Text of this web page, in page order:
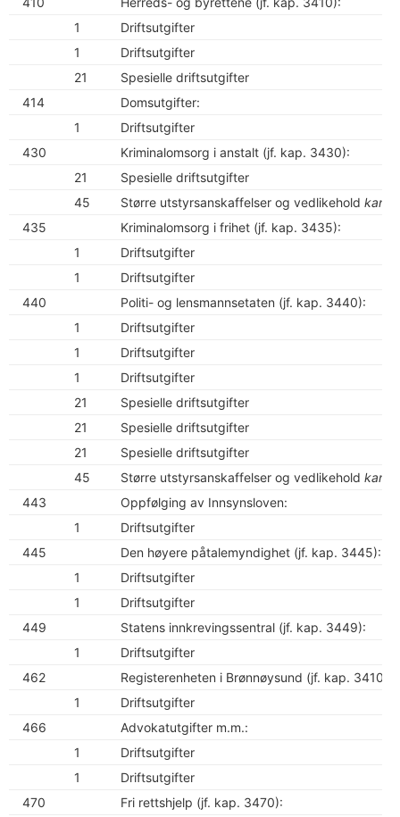
1
Driftsutgifter
1
Driftsutgifter
21
Spesielle driftsutgifter
414
Domsutgifter:
1
Driftsutgifter
430
Kriminalomsorg i anstalt (jf. kap. 3430):
21
Spesielle driftsutgifter
45
Større utstyrsanskaffelser og vedlikehold kan
435
Kriminalomsorg i frihet (jf. kap. 3435):
1
Driftsutgifter
1
Driftsutgifter
440
Politi- og lensmannsetaten (jf. kap. 3440):
1
Driftsutgifter
1
Driftsutgifter
1
Driftsutgifter
21
Spesielle driftsutgifter
21
Spesielle driftsutgifter
21
Spesielle driftsutgifter
45
Større utstyrsanskaffelser og vedlikehold kan
443
Oppfølging av Innsynsloven:
1
Driftsutgifter
445
Den høyere påtalemyndighet (jf. kap. 3445):
1
Driftsutgifter
1
Driftsutgifter
449
Statens innkrevingssentral (jf. kap. 3449):
1
Driftsutgifter
462
Registerenheten i Brønnøysund (jf. kap. 3410
1
Driftsutgifter
466
Advokatutgifter m.m.:
1
Driftsutgifter
1
Driftsutgifter
470
Fri rettshjelp (jf. kap. 3470):